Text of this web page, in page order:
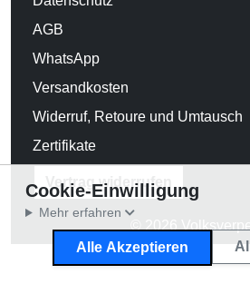
AGB
WhatsApp
Versandkosten
Widerruf, Retoure und Umtausch
Zertifikate
Vertrag widerrufen
© 2026
Cookie-Einwilligung
Mehr erfahren
Alle Akzeptieren